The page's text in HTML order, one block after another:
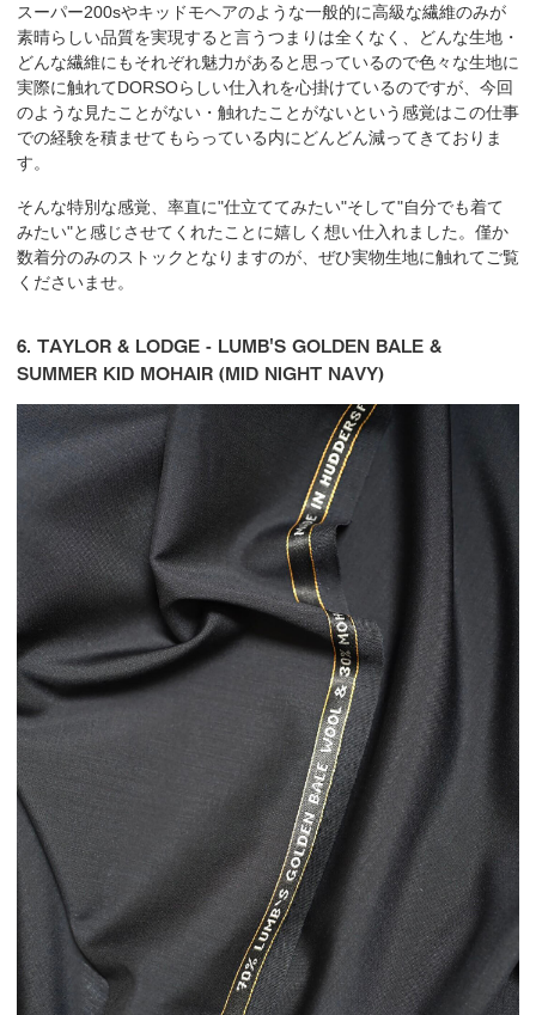
スーパー200sやキッドモヘアのような一般的に高級な繊維のみが
素晴らしい品質を実現すると言うつまりは全くなく、どんな生地・
どんな繊維にもそれぞれ魅力があると思っているので色々な生地に
実際に触れてDORSOらしい仕入れを心掛けているのですが、今回
のような見たことがない・触れたことがないという感覚はこの仕事
での経験を積ませてもらっている内にどんどん減ってきておりま
す。
そんな特別な感覚、率直に"仕立ててみたい"そして"自分でも着て
みたい"と感じさせてくれたことに嬉しく想い仕入れました。僅か
数着分のみのストックとなりますのが、ぜひ実物生地に触れてご覧
くださいませ。
6. TAYLOR & LODGE - LUMB'S GOLDEN BALE &
SUMMER KID MOHAIR (MID NIGHT NAVY)